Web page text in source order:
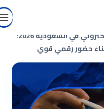
التسويق الإلكتروني في السعودية 2026:
حضور رقمي قوي